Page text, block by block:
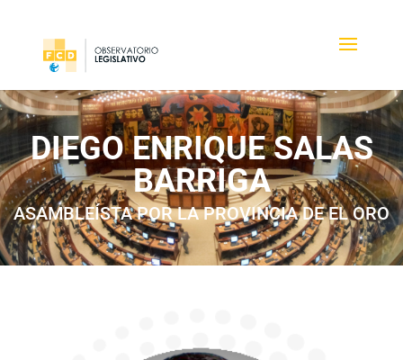
DIEGO ENRIQUE SALAS
BARRIGA
ASAMBLEÍSTA POR LA PROVINCIA DE EL ORO